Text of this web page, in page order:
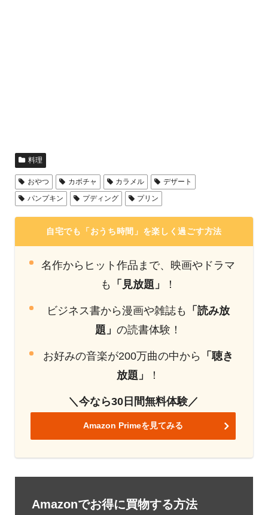
料理
おやつ カボチャ カラメル
デザート
パンプキン
プディング プリン
自宅でも「おうち時間」を楽しく過ごす方法
名作からヒット作品まで、映画やドラマ
も
「見放題」 ！
ビジネス書から漫画や雑誌も
「読み放
題」の読書体験！
お好みの音楽が200万曲の中から
「聴き
放題」
！
＼今なら30日間無料体験／
Amazon Primeを見てみる
Amazonでお得に買物する方法